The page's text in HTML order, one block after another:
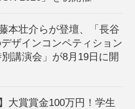
本壮介らが登壇、「長谷
ザインコンペティション
講演会」が8月19日に開
大賞賞金100万円！学生